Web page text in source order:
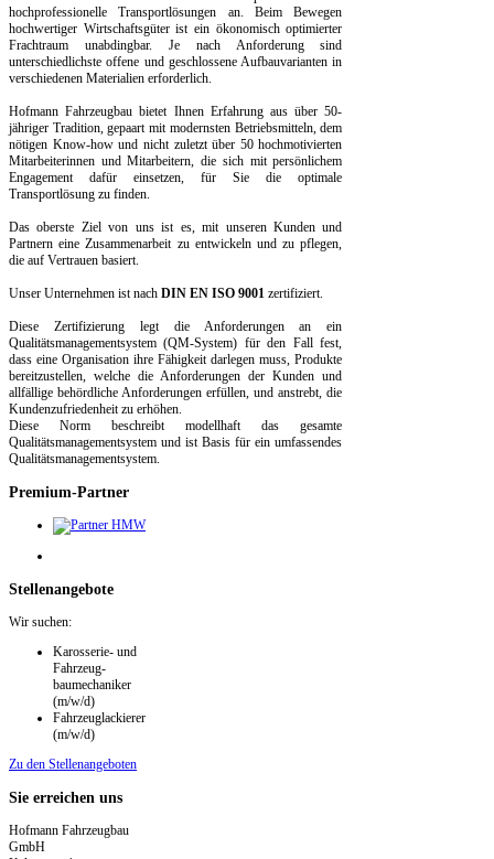
hochprofessionelle Transportlösungen an. Beim Bewegen
hochwertiger Wirtschaftsgüter ist ein ökonomisch optimierter
Frachtraum unabdingbar. Je nach Anforderung sind
unterschiedlichste offene und geschlossene Aufbauvarianten in
verschiedenen Materialien erforderlich.
Hofmann Fahrzeugbau bietet Ihnen Erfahrung aus über 50-
jähriger Tradition, gepaart mit modernsten Betriebsmitteln, dem
nötigen Know-how und nicht zuletzt über 50 hochmotivierten
Mitarbeiterinnen und Mitarbeitern, die sich mit persönlichem
Engagement dafür einsetzen, für Sie die optimale
Transportlösung zu finden.
Das oberste Ziel von uns ist es, mit unseren Kunden und
Partnern eine Zusammenarbeit zu entwickeln und zu pflegen,
die auf Vertrauen basiert.
Unser Unternehmen ist nach DIN EN ISO 9001 zertifiziert.
Diese Zertifizierung legt die Anforderungen an ein
Qualitätsmanagementsystem (QM-System) für den Fall fest,
dass eine Organisation ihre Fähigkeit darlegen muss, Produkte
bereitzustellen, welche die Anforderungen der Kunden und
allfällige behördliche Anforderungen erfüllen, und anstrebt, die
Kundenzufriedenheit zu erhöhen.
Diese Norm beschreibt modellhaft das gesamte
Qualitätsmanagementsystem und ist Basis für ein umfassendes
Qualitätsmanagementsystem.
Premium-Partner
Stellenangebote
Wir suchen:
Karosserie- und
Fahrzeug­
baumechaniker
(m/w/d)
Fahrzeuglackierer
(m/w/d)
Zu den Stellenangeboten
Sie erreichen uns
Hofmann Fahrzeugbau
GmbH